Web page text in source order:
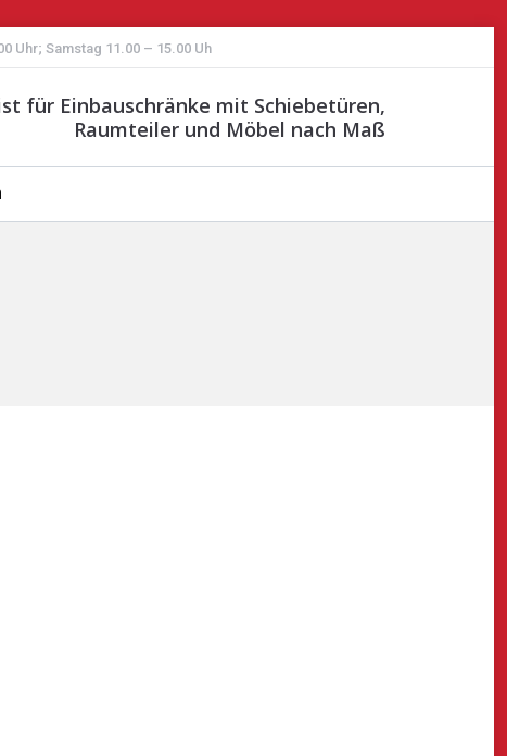
Uhr; Samstag 11.00 – 15.00 Uh
für Einbauschränke mit Schiebetüren,
Raumteiler und Möbel nach Maß